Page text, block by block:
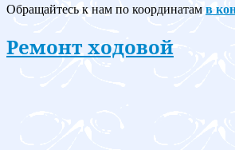
Обращайтесь к нам по координатам в
Ремонт ходовой